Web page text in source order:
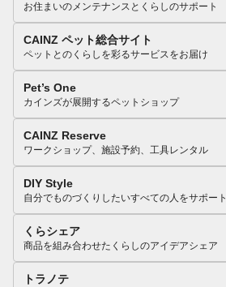
お住まいのメンテナンスとくらしのサポート
CAINZ ペット総合サイト
ペットとのくらしを彩るサービスをお届け
Pet’s One
カインズが展開するペットショップ
CAINZ Reserve
ワークショップ、施設予約、工具レンタル
DIY Style
自分でものづくりしたいすべての人をサポート
くらシェア
商品を組み合わせたくらしのアイデアシェア
トラノテ